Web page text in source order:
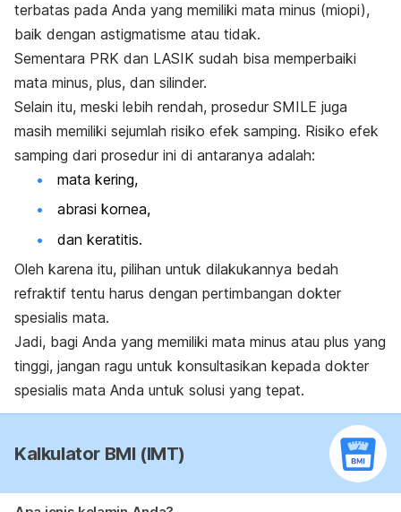
terbatas pada Anda yang memiliki mata minus (miopi),
baik dengan astigmatisme atau tidak.
Sementara PRK dan LASIK sudah bisa memperbaiki
mata minus, plus, dan silinder.
Selain itu, meski lebih rendah, prosedur SMILE juga
masih memiliki sejumlah risiko efek samping. Risiko efek
samping dari prosedur ini di antaranya adalah:
mata kering,
abrasi kornea,
dan keratitis.
Oleh karena itu, pilihan untuk dilakukannya bedah
refraktif tentu harus dengan pertimbangan dokter
spesialis mata.
Jadi, bagi Anda yang memiliki mata minus atau plus yang
tinggi, jangan ragu untuk konsultasikan kepada dokter
spesialis mata Anda untuk solusi yang tepat.
Kalkulator BMI (IMT)